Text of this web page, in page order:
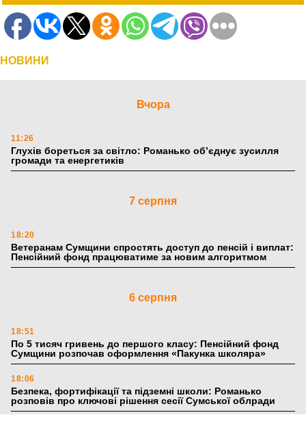
НОВИНИ
Вчора
11:26
Глухів бореться за світло: Романько об’єднує зусилля
громади та енергетиків
7 серпня
18:20
Ветеранам Сумщини спростять доступ до пенсій і виплат:
Пенсійний фонд працюватиме за новим алгоритмом
6 серпня
18:51
По 5 тисяч гривень до першого класу: Пенсійний фонд
Сумщини розпочав оформлення «Пакунка школяра»
18:06
Безпека, фортифікації та підземні школи: Романько
розповів про ключові рішення сесії Сумської облради